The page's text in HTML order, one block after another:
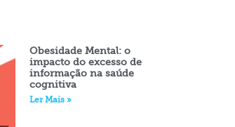
Obesidade Mental: o
impacto do excesso de
informação na saúde
cognitiva
Ler Mais »